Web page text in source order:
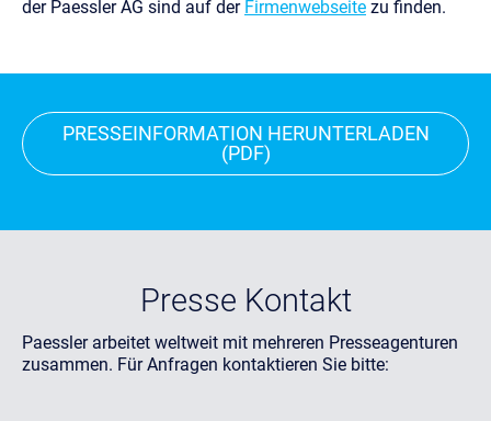
der Paessler AG sind auf der Firmenwebseite zu finden.
PRESSEINFORMATION HERUNTERLADEN
(PDF)
Presse Kontakt
Paessler arbeitet weltweit mit mehreren Presseagenturen
zusammen. Für Anfragen kontaktieren Sie bitte: